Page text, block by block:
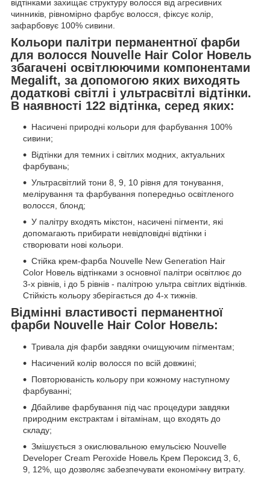
відтінками захищає структуру волосся від агресивних
чинників, рівномірно фарбує волосся, фіксує колір,
зафарбовує 100% сивини.
Кольори палітри перманентної фарби
для волосся Nouvelle Hair Color Новель
збагачені освітлюючими компонентами
Megalift, за допомогою яких виходять
додаткові світлі і ультрасвітлі відтінки.
В наявності 122 відтінка, серед яких:
Насичені природні кольори для фарбування 100%
сивини;
Відтінки для темних і світлих модних, актуальних
фарбувань;
Ультрасвітлий тони 8, 9, 10 рівня для тонування,
мелірування та фарбування попередньо освітленого
волосся, блонд;
У палітру входять мікстон, насичені пігменти, які
допомагають прибирати невідповідні відтінки і
створювати нові кольори.
Стійка крем-фарба Nouvelle New Generation Hair
Color Новель відтінками з основної палітри освітлює до
3-х рівнів, і до 5 рівнів - палітрою ультра світлих відтінків.
Стійкість кольору зберігається до 4-х тижнів.
Відмінні властивості перманентної
фарби Nouvelle Hair Color Новель:
Тривала дія фарби завдяки очищуючим пігментам;
Насичений колір волосся по всій довжині;
Повторюваність кольору при кожному наступному
фарбуванні;
Дбайливе фарбування під час процедури завдяки
природним екстрактам і вітамінам, що входять до
складу;
Змішується з окислювальною емульсією Nouvelle
Developer Cream Peroxide Новель Крем Пероксид 3, 6,
9, 12%, що дозволяє забезпечувати економічну витрату.